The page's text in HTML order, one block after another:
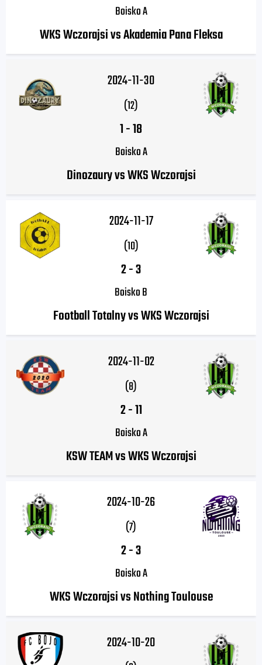
Boisko A
WKS Wczorajsi vs Akademia Pana Fleksa
2024-11-30
(12)
1-18
Boisko A
Dinozaury vs WKS Wczorajsi
2024-11-17
(10)
2-3
Boisko B
Football Totalny vs WKS Wczorajsi
2024-11-02
(8)
2-11
Boisko A
KSW TEAM vs WKS Wczorajsi
2024-10-26
(7)
2-3
Boisko A
WKS Wczorajsi vs Nothing Toulouse
2024-10-20